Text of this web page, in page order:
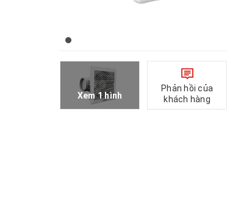
Xem 1 hình
Phản hồi của
khách hàng